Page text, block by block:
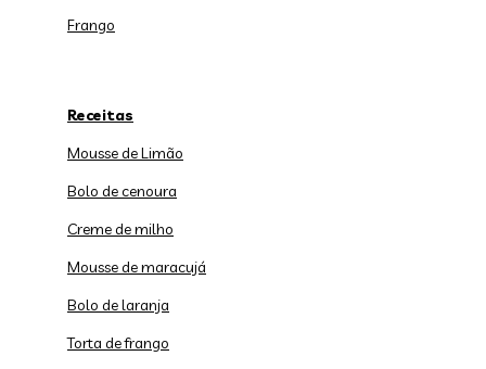
Frango
Receitas
Mousse de Limão
Bolo de cenoura
Creme de milho
Mousse de maracujá
Bolo de laranja
Torta de frango